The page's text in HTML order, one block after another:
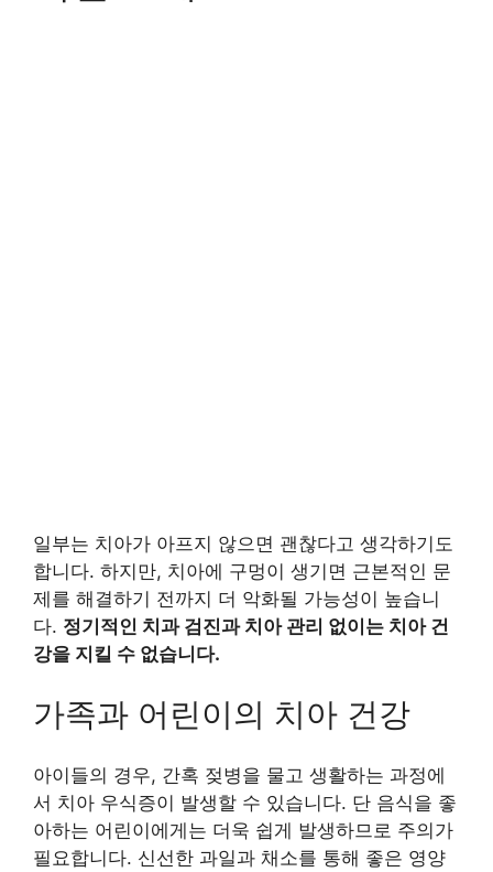
일부는 치아가 아프지 않으면 괜찮다고 생각하기도
합니다. 하지만, 치아에 구멍이 생기면 근본적인 문
제를 해결하기 전까지 더 악화될 가능성이 높습니
다. 정기적인 치과 검진과 치아 관리 없이는 치아 건
강을 지킬 수 없습니다.
가족과 어린이의 치아 건강
아이들의 경우, 간혹 젖병을 물고 생활하는 과정에
서 치아 우식증이 발생할 수 있습니다. 단 음식을 좋
아하는 어린이에게는 더욱 쉽게 발생하므로 주의가
필요합니다. 신선한 과일과 채소를 통해 좋은 영양